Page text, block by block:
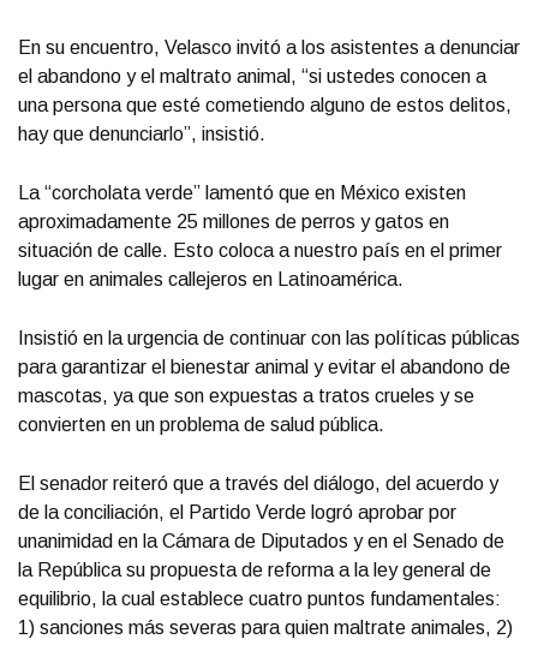
En su encuentro, Velasco invitó a los asistentes a denunciar
el abandono y el maltrato animal, “si ustedes conocen a
una persona que esté cometiendo alguno de estos delitos,
hay que denunciarlo”, insistió.
La “corcholata verde” lamentó que en México existen
aproximadamente 25 millones de perros y gatos en
situación de calle. Esto coloca a nuestro país en el primer
lugar en animales callejeros en Latinoamérica.
Insistió en la urgencia de continuar con las políticas públicas
para garantizar el bienestar animal y evitar el abandono de
mascotas, ya que son expuestas a tratos crueles y se
convierten en un problema de salud pública.
El senador reiteró que a través del diálogo, del acuerdo y
de la conciliación, el Partido Verde logró aprobar por
unanimidad en la Cámara de Diputados y en el Senado de
la República su propuesta de reforma a la ley general de
equilibrio, la cual establece cuatro puntos fundamentales:
1) sanciones más severas para quien maltrate animales, 2)